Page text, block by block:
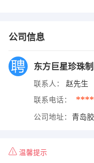
公司信息
东方巨星珍珠
联系人： 赵先生
联系电话： ****
公司地址： 青岛
温馨提示